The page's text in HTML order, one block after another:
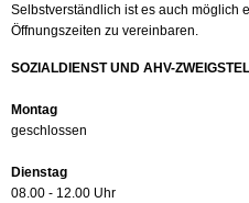
Selbstverständlich ist es auch möglich
Öffnungszeiten zu vereinbaren.
SOZIALDIENST UND AHV-
Montag
geschlossen
Dienstag
08.00 - 12.00 Uhr